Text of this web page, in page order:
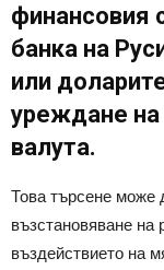
финансовия
банка на
или
уреждане на
валута.
Това търсене може
възстановяване на
въздействието на